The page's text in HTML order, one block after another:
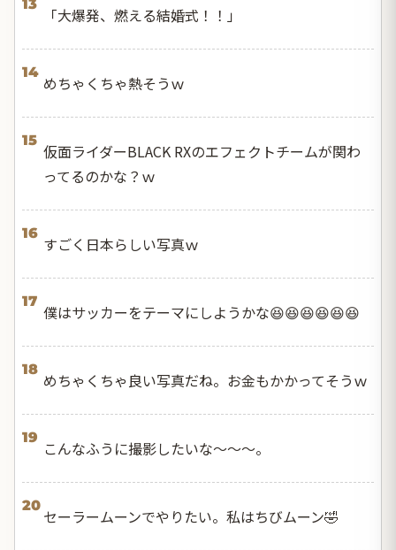
13
「大爆発、燃える結婚式！！」
14
めちゃくちゃ熱そうｗ
15
仮面ライダーBLACK RXのエフェクトチームが関わ
ってるのかな？ｗ
16
すごく日本らしい写真ｗ
17
僕はサッカーをテーマにしようかな😆😆😆😆😆😆
18
めちゃくちゃ良い写真だね。お金もかかってそうｗ
19
こんなふうに撮影したいな〜〜〜。
20
セーラームーンでやりたい。私はちびムーン🤣